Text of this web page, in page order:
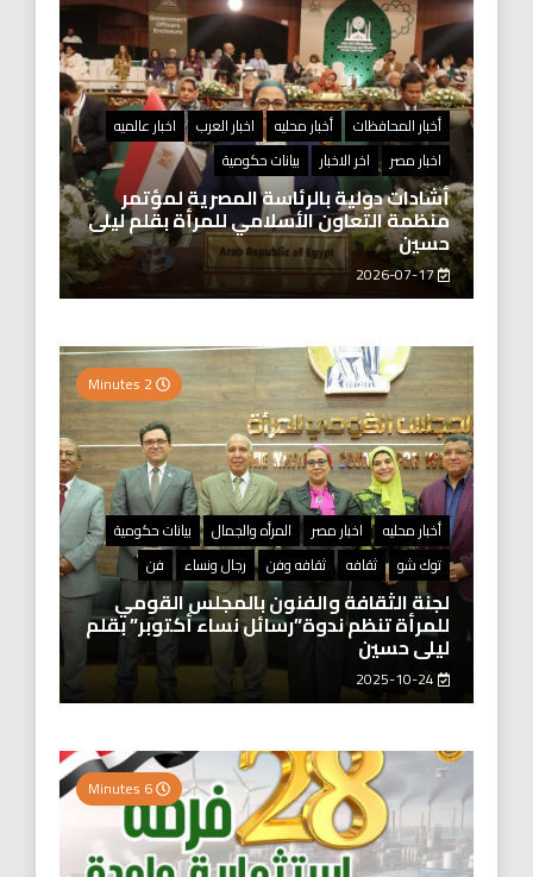
أخبار المحافظات أخبار محليه اخبار العرب
اخبار عالميه
اخبار مصر
اخر الاخبار بيانات حكومية
أشادات دولية بالرئاسة المصرية لمؤتمر
منظمة التعاون الأسلامي للمرأة بقلم ليلى
حسين
2026-07-17
أخبار محليه اخبار مصر المرأه والجمال
بيانات حكومية
توك شو
ثقافه ثقافه وفن رجال ونساء فن
لجنة الثقافة والفنون بالمجلس القومي
للمرأة تنظم ندوة”رسائل نساء أكتوبر” بقلم
ليلى حسين